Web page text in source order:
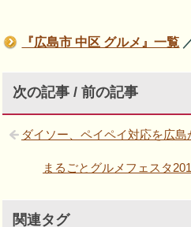
『広島市 中区 グルメ』一覧
次の記事 / 前の記事
ダイソー、ペイペイ対応を広
まるごとグルメフェスタ
関連タグ